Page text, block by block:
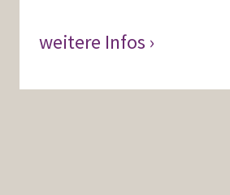
weitere Infos ›